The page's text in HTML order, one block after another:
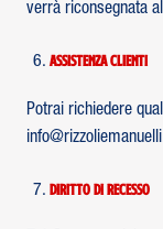
verrà riconsegnata
Assistenza clienti
Potrai richiedere
Diritto di recesso